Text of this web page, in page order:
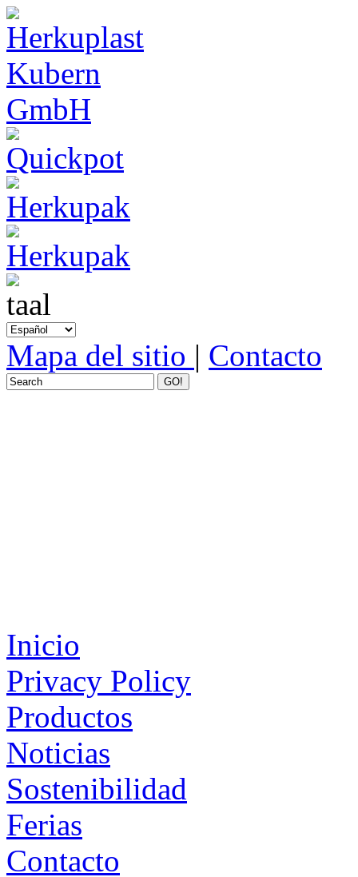
Mapa del sitio | Contacto
GO!
Inicio
Privacy Policy
Productos
Noticias
Sostenibilidad
Ferias
Contacto